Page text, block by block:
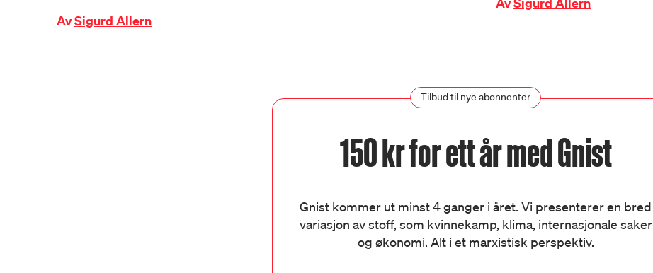
AvSigurd Allern
Tilbud til nye abonnenter
150 kr for ett år med Gnist
Gnist kommer ut minst 4 ganger i året. Vi presenterer en bred
variasjon av stoff, som kvinnekamp, klima, internasjonale saker
og økonomi. Alt i et marxistisk perspektiv.